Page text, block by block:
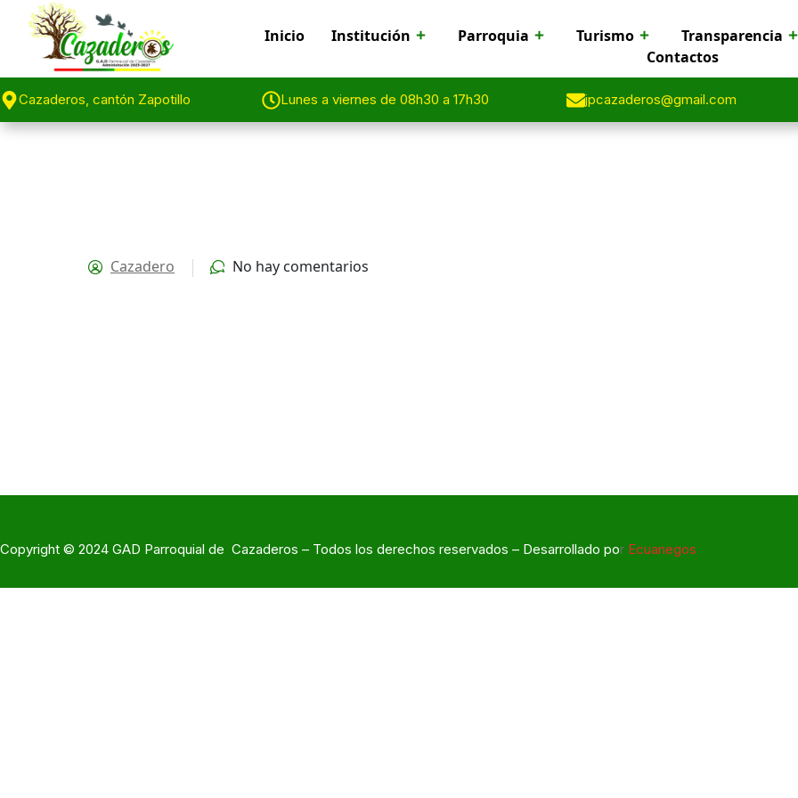
Inicio Institución Parroquia Turismo
Transparencia
Contactos
Cazaderos, cantón Zapotillo Lunes a viernes de 08h30 a 17h30 jpcazaderos@gmail.com
Cazadero No hay comentarios
Copyright © 2024 GAD Parroquial de Cazaderos – Todos los derechos reservados – Desarrollado por Ecuanegos